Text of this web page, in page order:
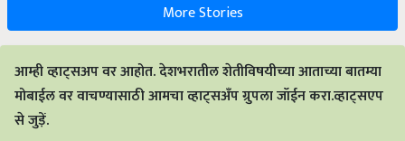
More Stories
आम्ही व्हाट्सअप वर आहोत. देशभरातील शेतीविषयीच्या आताच्या बातम्या
मोबाईल वर वाचण्यासाठी आमचा व्हाट्सअँप ग्रुपला जॉईन करा.व्हाट्सएप
से जुड़ें.